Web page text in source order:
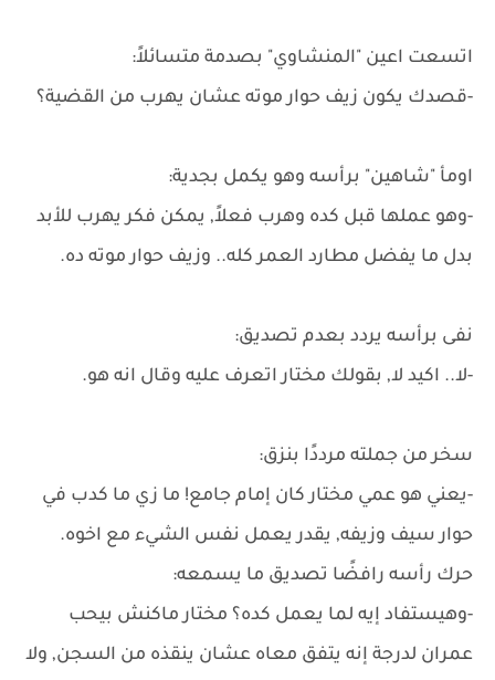
اتسعت اعين "المنشاوي" بصدمة متسائلاً:
-قصدك يكون زيف حوار موته عشان يهرب من القضية؟
اومأ "شاهين" برأسه وهو يكمل بجدية:
-وهو عملها قبل كده وهرب فعلاً, يمكن فكر يهرب للأبد
بدل ما يفضل مطارد العمر كله.. وزيف حوار موته ده.
نفى برأسه يردد بعدم تصديق:
-لا.. اكيد لا, بقولك مختار اتعرف عليه وقال انه هو.
سخر من جملته مرددًا بنزق:
-يعني هو عمي مختار كان إمام جامع! ما زي ما كدب في
حوار سيف وزيفه, يقدر يعمل نفس الشيء مع اخوه.
حرك رأسه رافضًا تصديق ما يسمعه:
-وهيستفاد إيه لما يعمل كده؟ مختار ماكنش بيحب
عمران لدرجة إنه يتفق معاه عشان ينقذه من السجن, ولا